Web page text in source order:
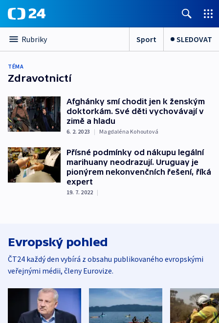
Rubriky Sport SLEDOVAT
TÉMA
Zdravotnictí
Afghánky smí chodit jen k ženským
doktorkám. Své děti vychovávají v
zimě a hladu
6. 2. 2023 | Magdaléna Kohoutová
Přísné podmínky od nákupu legální
marihuany neodrazují. Uruguay je
pionýrem nekonvenčních řešení, říká
expert
19. 7. 2022 |
Evropský pohled
ČT24 každý den vybírá z obsahu publikovaného evropskými
veřejnými médii, členy Eurovize.